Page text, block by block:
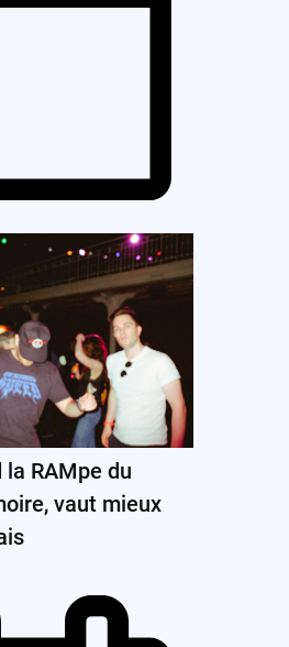
RAMpe du
vaut mieux